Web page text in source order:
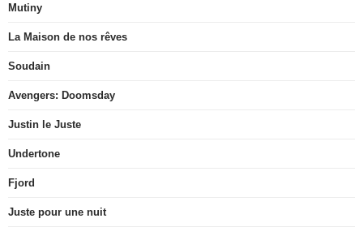
Mutiny
La Maison de nos rêves
Soudain
Avengers: Doomsday
Justin le Juste
Undertone
Fjord
Juste pour une nuit